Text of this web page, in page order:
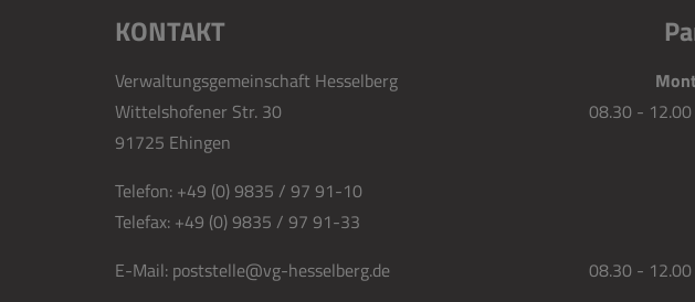
KONTAKT
Verwaltungsgemeinschaft Hesselberg
Wittelshofener Str. 30
91725 Ehingen
Telefon: +49 (0) 9835 / 97 91-10
Telefax: +49 (0) 9835 / 97 91-33
E-Mail: poststelle@vg-hesselberg.de
08.30 -
08.30 -